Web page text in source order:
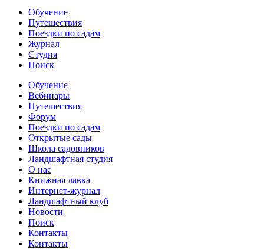
Обучение
Путешествия
Поездки по садам
Журнал
Студия
Поиск
Обучение
Вебинары
Путешествия
Форум
Поездки по садам
Открытые сады
Школа садовников
Ландшафтная студия
О нас
Книжная лавка
Интернет-журнал
Ландшафтный клуб
Новости
Поиск
Контакты
Контакты